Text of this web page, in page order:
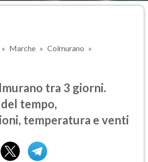
Marche
Colmurano
tra 3 giorni.
tempo,
temperatura e venti